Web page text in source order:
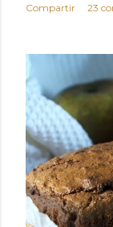
Compartir 23